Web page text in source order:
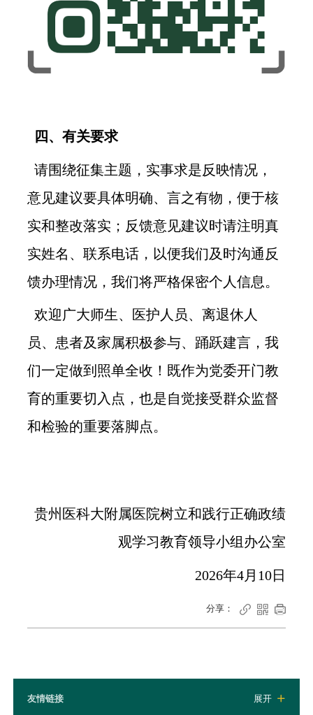
四、有关要求
请围绕征集主题，实事求是反映情况，
意见建议要具体明确、言之有物，便于核
实和整改落实；反馈意见建议时请注明真
实姓名、联系电话，以便我们及时沟通反
馈办理情况，我们将严格保密个人信息。
欢迎广大师生、医护人员、离退休人
员、患者及家属积极参与、踊跃建言，我
们一定做到照单全收！既作为党委开门教
育的重要切入点，也是自觉接受群众监督
和检验的重要落脚点。
贵州医科大附属医院树立和践行正确政绩
观学习教育领导小组办公室
2026年4月10日
分享：   
友情链接 展开 